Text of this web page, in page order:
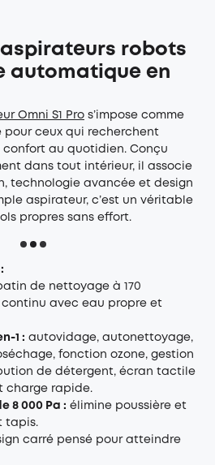
aspirateurs robots
automatique en
Omni S1 Pro s’impose comme
pour ceux qui recherchent
au quotidien. Conçu
dans tout intérieur, il associe
technologie avancée et design
aspirateur, c’est un véritable
propres sans effort.
de nettoyage à 170
avec eau propre et
1 : autovidage, autonettoyage,
fonction ozone, gestion
de détergent, écran tactile
charge rapide.
8 000 Pa : élimine poussière et
tapis.
carré pensé pour atteindre